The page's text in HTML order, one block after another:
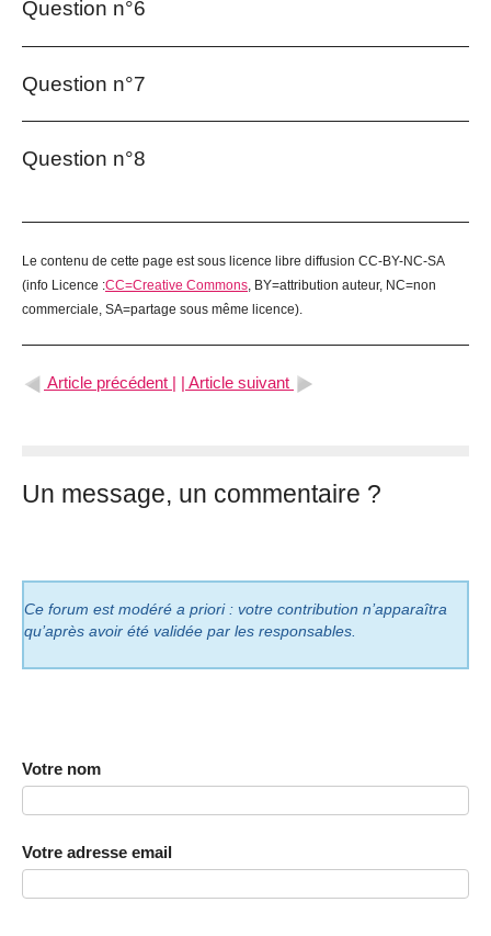
Question n°6
Question n°7
Question n°8
Le contenu de cette page est sous licence libre diffusion CC-BY-NC-SA
(info Licence :CC=Creative Commons , BY=attribution auteur, NC=non
commerciale, SA=partage sous même licence).
Article précédent | | Article suivant
Un message, un commentaire ?
Ce forum est modéré a priori : votre contribution n’apparaîtra
qu’après avoir été validée par les responsables.
Votre nom
Votre adresse email